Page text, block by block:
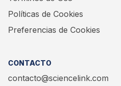
Políticas de Cookies
Preferencias de Cookies
CONTACTO
contacto@sciencelink.com